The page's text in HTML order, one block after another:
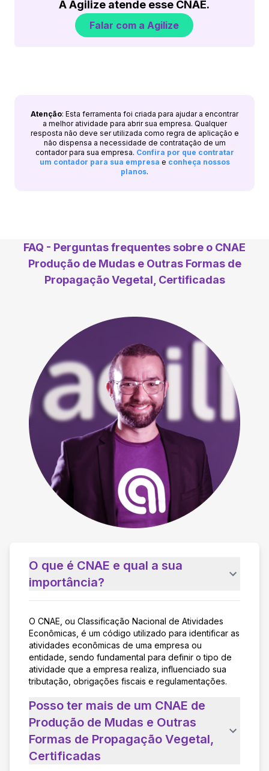
A Agilize atende esse CNAE.
Falar com a Agilize
Atenção: Esta ferramenta foi criada para ajudar a encontrar
a melhor atividade para abrir sua empresa. Qualquer
resposta não deve ser utilizada como regra de aplicação e
não dispensa a necessidade de contratação de um
contador para sua empresa. Confira por que contratar
um contador para sua empresa e conheça nossos
planos.
FAQ - Perguntas frequentes sobre o CNAE
Produção de Mudas e Outras Formas de
Propagação Vegetal, Certificadas
O que é CNAE e qual a sua
importância?
O CNAE, ou Classificação Nacional de Atividades
Econômicas, é um código utilizado para identificar as
atividades econômicas de uma empresa ou
entidade, sendo fundamental para definir o tipo de
atividade que a empresa realiza, influenciado sua
tributação, obrigações fiscais e regulamentações.
Posso ter mais de um CNAE de
Produção de Mudas e Outras
Formas de Propagação Vegetal,
Certificadas